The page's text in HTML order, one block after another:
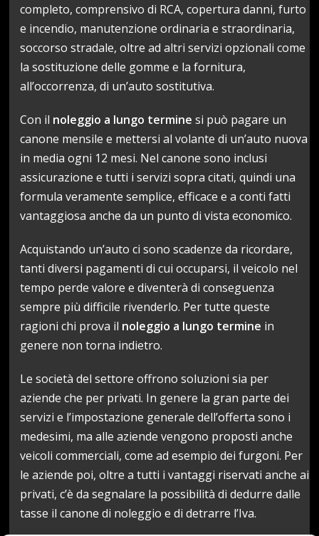
completo, comprensivo di RCA, copertura danni, furto
e incendio, manutenzione ordinaria e straordinaria,
soccorso stradale, oltre ad altri servizi opzionali come
la sostituzione delle gomme e la fornitura,
all’occorrenza, di un’auto sostitutiva.
Con il noleggio a lungo termine si può pagare un
canone mensile e mettersi al volante di un’auto nuova
in media ogni 12 mesi. Nel canone sono inclusi
assicurazione e tutti i servizi sopra citati, quindi una
formula veramente semplice, efficace e a conti fatti
vantaggiosa anche da un punto di vista economico.
Acquistando un’auto ci sono scadenze da ricordare,
tanti diversi pagamenti di cui occuparsi, il veicolo nel
tempo perde valore e diventerà di conseguenza
sempre più difficile rivenderlo. Per tutte queste
ragioni chi prova il noleggio a lungo termine in
genere non torna indietro.
Le società del settore offrono soluzioni sia per
aziende che per privati. In genere la gran parte dei
servizi e l’impostazione generale dell’offerta sono i
medesimi, ma alle aziende vengono proposti anche
veicoli commerciali, come ad esempio dei furgoni. Per
le aziende poi, oltre a tutti i vantaggi riservati anche ai
privati, c’è da segnalare la possibilità di dedurre dalle
tasse il canone di noleggio e di detrarre l’Iva.